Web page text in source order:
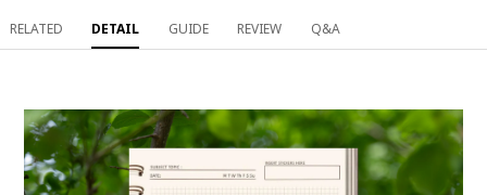
RELATED DETAIL GUIDE REVIEW Q&A